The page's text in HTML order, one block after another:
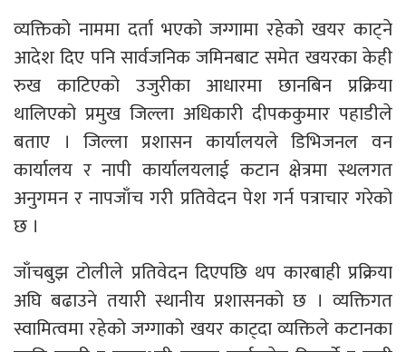
व्यक्तिको नाममा दर्ता भएको जग्गामा रहेको खयर काट्ने
आदेश दिए पनि सार्वजनिक जमिनबाट समेत खयरका केही
रुख काटिएको उजुरीका आधारमा छानबिन प्रक्रिया
थालिएको प्रमुख जिल्ला अधिकारी दीपककुमार पहाडीले
बताए । जिल्ला प्रशासन कार्यालयले डिभिजनल वन
कार्यालय र नापी कार्यालयलाई कटान क्षेत्रमा स्थलगत
अनुगमन र नापजाँच गरी प्रतिवेदन पेश गर्न पत्राचार गरेको
छ ।
जाँचबुझ टोलीले प्रतिवेदन दिएपछि थप कारबाही प्रक्रिया
अघि बढाउने तयारी स्थानीय प्रशासनको छ । व्यक्तिगत
स्वामित्वमा रहेको जग्गाको खयर काट्दा व्यक्तिले कटानका